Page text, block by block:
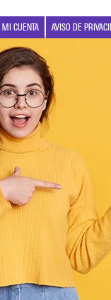
MI CUENTA AVISO DE